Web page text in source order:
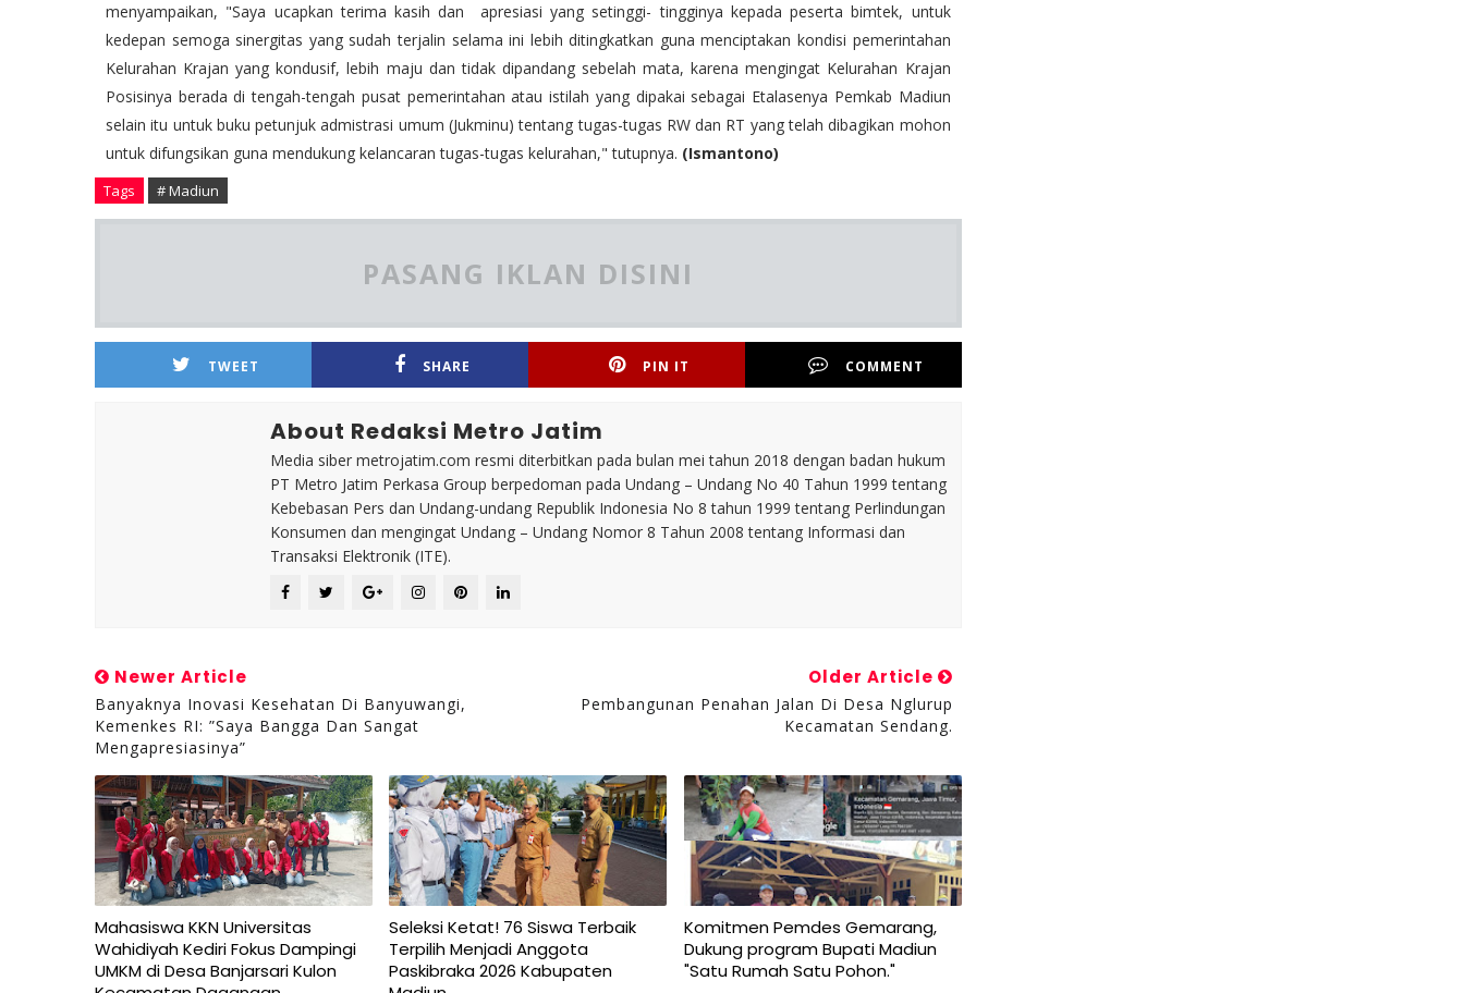
menyampaikan, "Saya ucapkan terima kasih dan apresiasi yang setinggi- tingginya kepada peserta bimtek, untuk
kedepan semoga sinergitas yang sudah terjalin selama ini lebih ditingkatkan guna menciptakan kondisi pemerintahan
Kelurahan Krajan yang kondusif, lebih maju dan tidak dipandang sebelah mata, karena mengingat Kelurahan Krajan
Posisinya berada di tengah-tengah pusat pemerintahan atau istilah yang dipakai sebagai Etalasenya Pemkab Madiun
selain itu untuk buku petunjuk admistrasi umum (Jukminu) tentang tugas-tugas RW dan RT yang telah dibagikan mohon
untuk difungsikan guna mendukung kelancaran tugas-tugas kelurahan," tutupnya. (Ismantono)
Tags # Madiun
PASANG IKLAN DISINI
TWEET SHARE PIN IT COMMENT
About Redaksi Metro Jatim
Media siber metrojatim.com resmi diterbitkan pada bulan mei tahun 2018 dengan badan hukum
PT Metro Jatim Perkasa Group berpedoman pada Undang – Undang No 40 Tahun 1999 tentang
Kebebasan Pers dan Undang-undang Republik Indonesia No 8 tahun 1999 tentang Perlindungan
Konsumen dan mengingat Undang – Undang Nomor 8 Tahun 2008 tentang Informasi dan
Transaksi Elektronik (ITE).
Newer Article
Banyaknya Inovasi Kesehatan Di Banyuwangi,
Kemenkes RI: ”Saya Bangga Dan Sangat
Mengapresiasinya”
Older Article
Pembangunan Penahan Jalan Di Desa Nglurup
Kecamatan Sendang.
Mahasiswa KKN Universitas
Wahidiyah Kediri Fokus Dampingi
UMKM di Desa Banjarsari Kulon
Seleksi Ketat! 76 Siswa Terbaik
Terpilih Menjadi Anggota
Paskibraka 2026 Kabupaten
Komitmen Pemdes Gemarang,
Dukung program Bupati Madiun
"Satu Rumah Satu Pohon."